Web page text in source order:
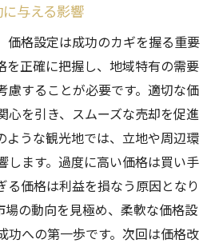
与える影響
価格設定は成功のカギを握る重要
を正確に把握し、地域特有の需要
慮することが必要です。適切な価
心を引き、スムーズな売却を促進
ような観光地では、立地や周辺環
します。過度に高い価格は買い手
る価格は利益を損なう原因となり
場の動向を見極め、柔軟な価格設
功への第一歩です。次回は価格改